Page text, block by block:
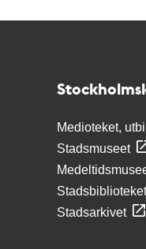
Medioteket,
Stadsmuseet
Stadsbiblioteket
Stadsarkivet